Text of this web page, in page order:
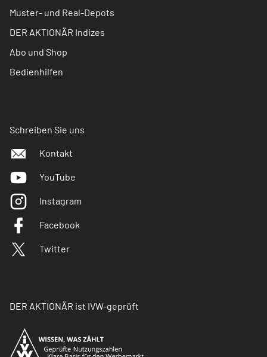
Muster- und Real-Depots
DER AKTIONÄR Indizes
Abo und Shop
Bedienhilfen
Schreiben Sie uns
Kontakt
YouTube
Instagram
Facebook
Twitter
DER AKTIONÄR ist IVW-geprüft